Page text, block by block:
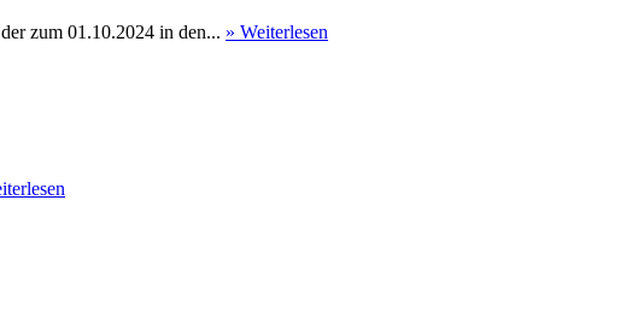
zum 01.10.2024 in den... » Weiterlesen